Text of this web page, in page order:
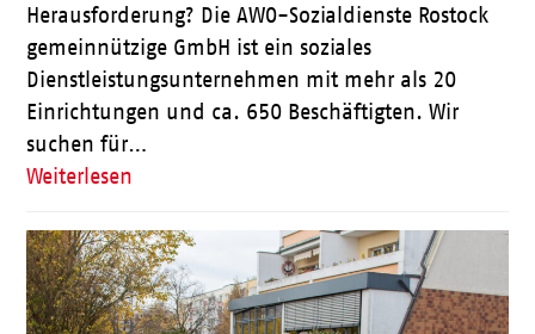
Herausforderung? Die AWO-Sozialdienste Rostock
gemeinnützige GmbH ist ein soziales
Dienstleistungsunternehmen mit mehr als 20
Einrichtungen und ca. 650 Beschäftigten. Wir
suchen für…
Weiterlesen